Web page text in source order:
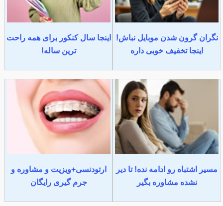
نگران گرون شدن موبایل نباش!
اینجا تخفیف خوبی داره
اینجا سال کنکور برای همه راحت
ترین ساله!
مسیر اشتباه رو ادامه نده! تا دیر
نشده مشاوره بگیر
ارتودنسی+ویزیت و مشاوره و
جرم گیری رایگان